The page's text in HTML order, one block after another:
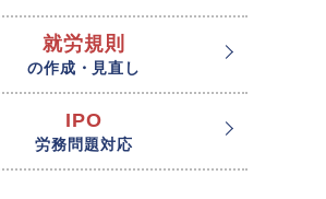
就労規則
の作成・見直し
IPO
労務問題対応